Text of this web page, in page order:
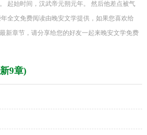
起始时间，汉武帝元朔元年。 然后他差点被气
全文免费阅读由晚安文学提供，如果您喜欢给
新章节，请分享给您的好友一起来晚安文学免费
9章)